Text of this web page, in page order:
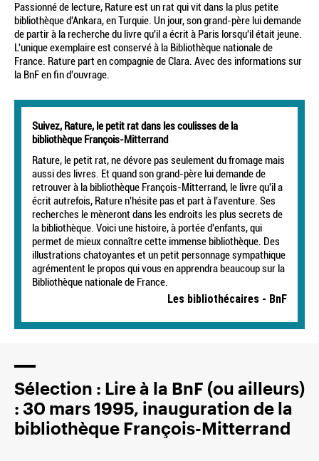
Passionné de lecture, Rature est un rat qui vit dans la plus petite
bibliothèque d'Ankara, en Turquie. Un jour, son grand-père lui demande
de partir à la recherche du livre qu'il a écrit à Paris lorsqu'il était jeune.
L'unique exemplaire est conservé à la Bibliothèque nationale de
France. Rature part en compagnie de Clara. Avec des informations sur
la BnF en fin d'ouvrage.
Suivez, Rature, le petit rat dans les coulisses de la
bibliothèque François-Mitterrand
Rature, le petit rat, ne dévore pas seulement du fromage mais
aussi des livres. Et quand son grand-père lui demande de
retrouver à la bibliothèque François-Mitterrand, le livre qu'il a
écrit autrefois, Rature n'hésite pas et part à l'aventure. Ses
recherches le mèneront dans les endroits les plus secrets de
la bibliothèque. Voici une histoire, à portée d'enfants, qui
permet de mieux connaître cette immense bibliothèque. Des
illustrations chatoyantes et un petit personnage sympathique
agrémentent le propos qui vous en apprendra beaucoup sur la
Bibliothèque nationale de France.
Les bibliothécaires - BnF
Sélection : Lire à la BnF (ou ailleurs)
: 30 mars 1995, inauguration de la
bibliothèque François-Mitterrand